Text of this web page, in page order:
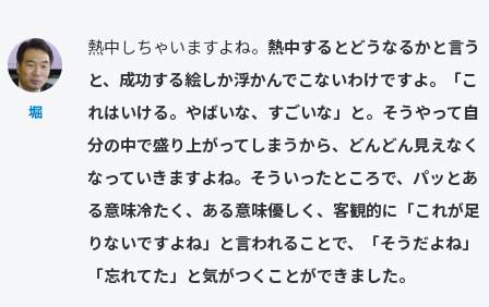
堀
熱中しちゃいますよね。 熱中するとどうなるかと言う
と、成功する絵しか浮かんでこないわけですよ。「こ
れはいける。やばいな、すごいな」と。そうやって自
分の中で盛り上がってしまうから、どんどん見えなく
なっていきますよね。そういったところで、パッとあ
る意味冷たく、ある意味優しく、客観的に「これが足
りないですよね」と言われることで、「そうだよね」
「忘れてた」と気がつくことができました。